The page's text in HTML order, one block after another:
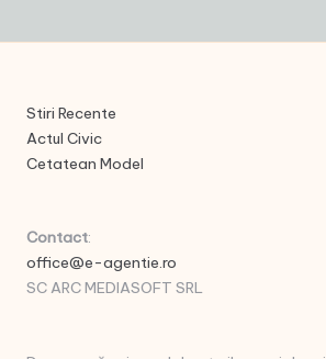
Stiri Recente
Actul Civic
Cetatean Model
Contact:
office@e-agentie.ro
SC ARC MEDIASOFT SRL